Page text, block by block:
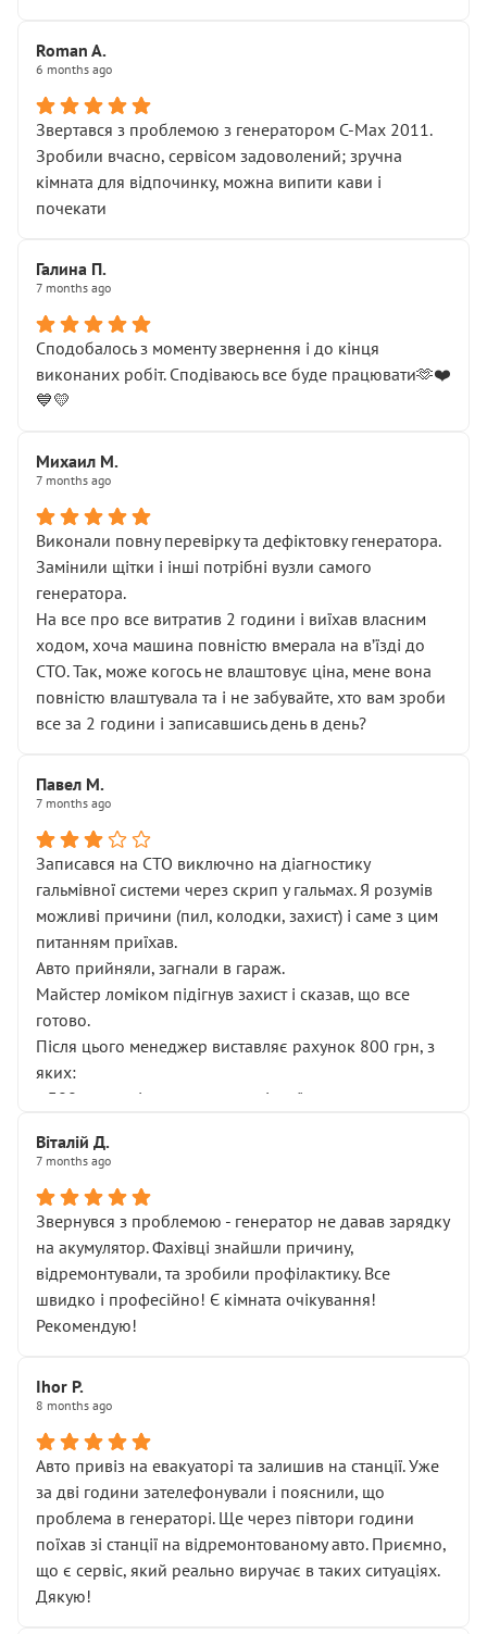
Roman A.
6 months ago
Звертався з проблемою з генератором C-Max 2011.
Зробили вчасно, сервісом задоволений; зручна
кімната для відпочинку, можна випити кави і
почекати
Галина П.
7 months ago
Сподобалось з моменту звернення і до кінця
виконаних робіт. Сподіваюсь все буде працювати🫶❤️
💙💛
Михаил М.
7 months ago
Виконали повну перевірку та дефіктовку генератора.
Замінили щітки і інші потрібні вузли самого
генератора.
На все про все витратив 2 години і виїхав власним
ходом, хоча машина повністю вмерала на вʼїзді до
СТО. Так, може когось не влаштовує ціна, мене вона
повністю влаштувала та і не забувайте, хто вам зроби
все за 2 години і записавшись день в день?
Павел М.
7 months ago
Записався на СТО виключно на діагностику
гальмівної системи через скрип у гальмах. Я розумів
можливі причини (пил, колодки, захист) і саме з цим
питанням приїхав.
Авто прийняли, загнали в гараж.
Майстер ломіком підігнув захист і сказав, що все
готово.
Після цього менеджер виставляє рахунок 800 грн, з
яких:
• 300 грн — діагностика гальмівної системи
НЕ погоджував
послуга. Тим більше, я був поруч і жодної реальної
діагностики ходової не проводилось. Після
зауваження гроші за цю “послугу” повернули, що
лише підтвердило мою правоту.
Але головне — я виїжджаю з боксу, і скрип у гальмах
залишився таким самим, як і був. Тобто оплачена
Далі ситуація тільки погіршилась:
• сказали, що тепер “потрібно знімати колеса”
• що біля авто стояти вже не можна
• почали озвучувати купу додаткових робіт без
чіткого пояснення
( ну все зняли та доробили) дякую!
Окремий момент, який виглядає абсурдно:
мені заявили, що бачок гальмівної рідини потрібно
міняти разом із головним гальмівним циліндром у
Віталій Д.
7 months ago
Звернувся з проблемою - генератор не давав зарядку
на акумулятор. Фахівці знайшли причину,
відремонтували, та зробили профілактику. Все
швидко і професійно! Є кімната очікування!
Рекомендую!
Ihor P.
8 months ago
Авто привіз на евакуаторі та залишив на станції. Уже
за дві години зателефонували і пояснили, що
проблема в генераторі. Ще через півтори години
поїхав зі станції на відремонтованому авто. Приємно,
що є сервіс, який реально виручає в таких ситуаціях.
Дякую!